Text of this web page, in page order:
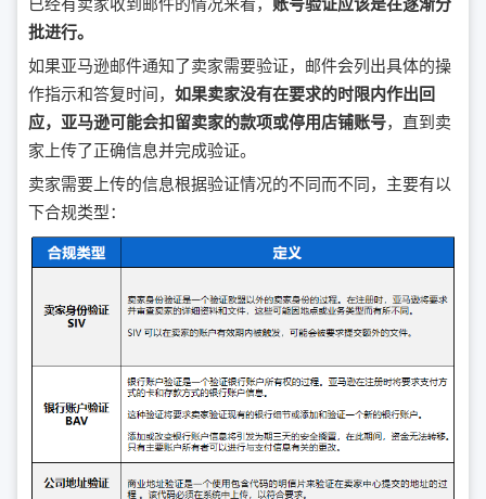
已经有卖家收到邮件的情况来看， 账号验证应该是在逐渐分
批进行。
如果亚马逊邮件通知了卖家需要验证，邮件会列出具体的操
作指示和答复时间， 如果卖家没有在要求的时限内作出回
应，亚马逊可能会扣留卖家的款项或停用店铺账号，直到卖
家上传了正确信息并完成验证。
卖家需要上传的信息根据验证情况的不同而不同，主要有以
下合规类型：